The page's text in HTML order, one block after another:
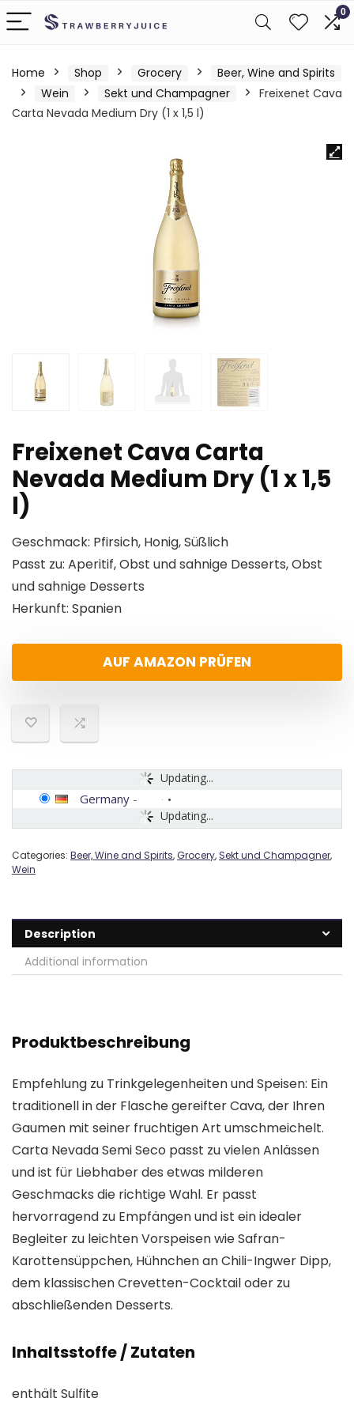
0
Home Shop Grocery
Beer, Wine and Spirits
Wein
Sekt und Champagner
Freixenet Cava
Carta Nevada Medium Dry (1 x 1,5 l)
Freixenet Cava Carta
Nevada Medium Dry (1 x 1,5
l)
Geschmack: Pfirsich, Honig, Süßlich
Passt zu: Aperitif, Obst und sahnige Desserts, Obst
und sahnige Desserts
Herkunft: Spanien
AUF AMAZON PRÜFEN
Updating...
Updating...
Germany -
Categories: Beer, Wine and Spirits,Grocery, Sekt und Champagner,
Wein
Description
Additional information
Produktbeschreibung
Empfehlung zu Trinkgelegenheiten und Speisen: Ein
traditionell in der Flasche gereifter Cava, der Ihren
Gaumen mit seiner fruchtigen Art umschmeichelt.
Carta Nevada Semi Seco passt zu vielen Anlässen
und ist für Liebhaber des etwas milderen
Geschmacks die richtige Wahl. Er passt
hervorragend zu Empfängen und ist ein idealer
Begleiter zu leichten Vorspeisen wie Safran-
Karottensüppchen, Hühnchen an Chili-Ingwer Dipp,
dem klassischen Crevetten-Cocktail oder zu
abschließenden Desserts.
Inhaltsstoffe / Zutaten
enthält Sulfite